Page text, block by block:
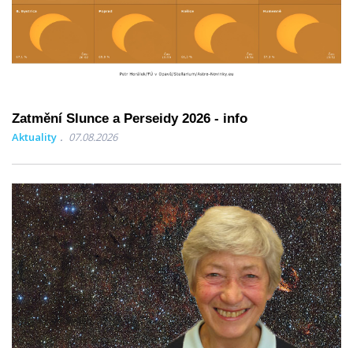
Zatmění Slunce a Perseidy 2026 - info
Aktuality 07.08.2026